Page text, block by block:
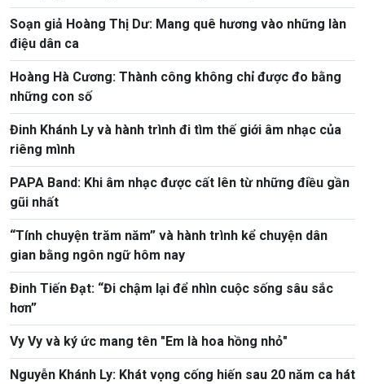
Soạn giả Hoàng Thị Dư: Mang quê hương vào những làn
điệu dân ca
Hoàng Hà Cương: Thành công không chỉ được đo bằng
những con số
Đinh Khánh Ly và hành trình đi tìm thế giới âm nhạc của
riêng mình
PAPA Band: Khi âm nhạc được cất lên từ những điều gần
gũi nhất
“Tính chuyện trăm năm” và hành trình kể chuyện dân
gian bằng ngôn ngữ hôm nay
Đinh Tiến Đạt: “Đi chậm lại để nhìn cuộc sống sâu sắc
hơn”
Vy Vy và ký ức mang tên "Em là hoa hồng nhỏ"
Nguyễn Khánh Ly: Khát vọng cống hiến sau 20 năm ca hát